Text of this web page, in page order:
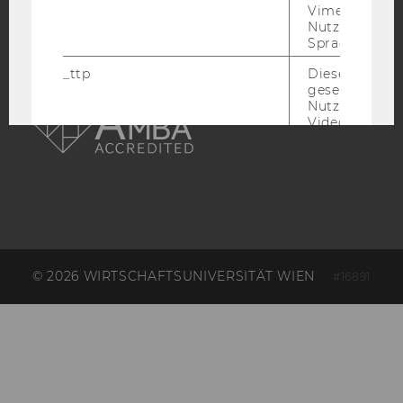
© 2026 WIRTSCHAFTSUNIVERSITÄT WIEN #16891
Vimeo in der
Nutzer
Sprache
_ttp
Dieser
gesetzt, um
Nutzung des
Videoplayers
und einen